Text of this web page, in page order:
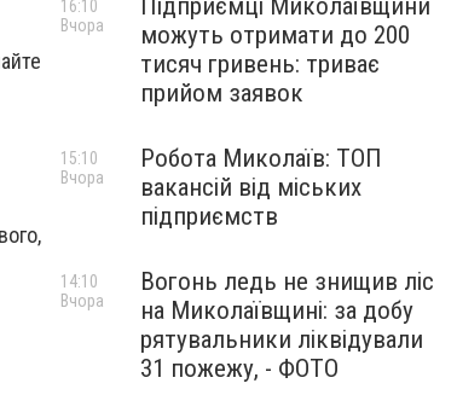
Підприємці Миколаївщини
можуть отримати до 200
тисяч гривень: триває
прийом заявок
16:10
Вчора
Робота Миколаїв: ТОП
вакансій від міських
підприємств
15:10
Вчора
Вогонь ледь не знищив ліс
на Миколаївщині: за добу
рятувальники ліквідували
31 пожежу, - ФОТО
14:10
Вчора